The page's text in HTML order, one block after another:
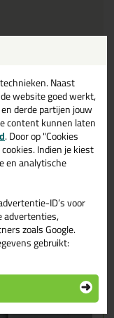
Naast
website goed werkt,
derde partijen jouw
content kunnen laten
. Door op "Cookies
Indien je kiest
en analytische
ID’s voor
advertenties,
zoals Google.
gebruikt: